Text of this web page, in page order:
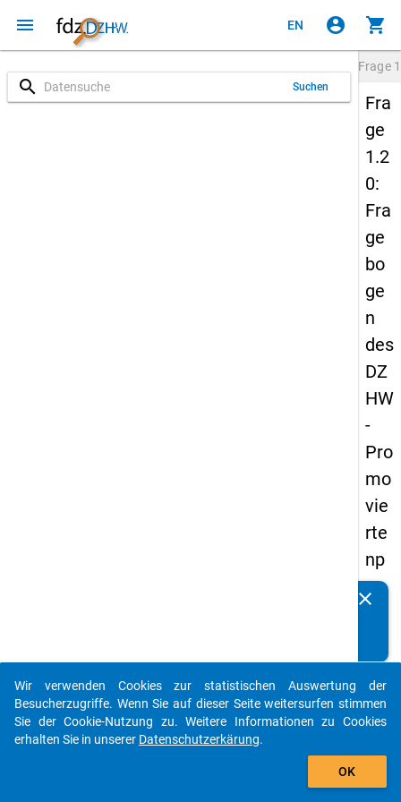
menu EN account_circle shopping_cart
search Suchen
Frage
Fra
ge
1.2
0:
Fra
ge
bo
ge
n
des
DZ
HW
-
Pro
mo
vie
rte
np
an
14
-
vie
clear
auto_stories
add_shopping_cart
Wir verwenden Cookies zur statistischen Auswertung der
Besucherzugriffe. Wenn Sie auf dieser Seite weitersurfen stimmen
Sie der Cookie-Nutzung zu. Weitere Informationen zu Cookies
erhalten Sie in unserer Datenschutzerkärung.
OK